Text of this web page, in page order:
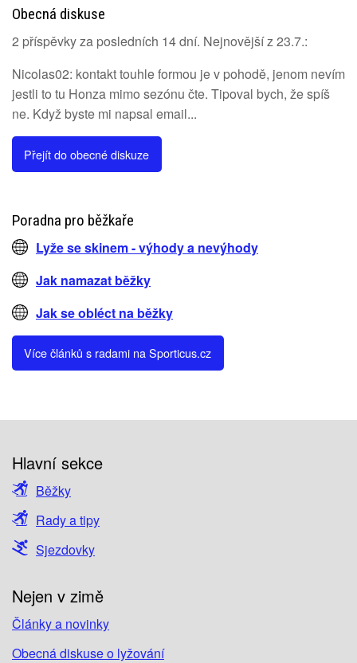
Obecná diskuse
2 příspěvky za posledních 14 dní. Nejnovější z 23.7.:
Nicolas02: kontakt touhle formou je v pohodě, jenom nevím
jestli to tu Honza mimo sezónu čte. Tipoval bych, že spíš
ne. Když byste mi napsal email...
Přejít do obecné diskuze
Poradna pro běžkaře
Lyže se skinem - výhody a nevýhody
Jak namazat běžky
Jak se obléct na běžky
Více článků s radami na Sporticus.cz
Hlavní sekce
Běžky
Rady a tipy
Sjezdovky
Nejen v zimě
Články a novinky
Obecná diskuse o lyžování